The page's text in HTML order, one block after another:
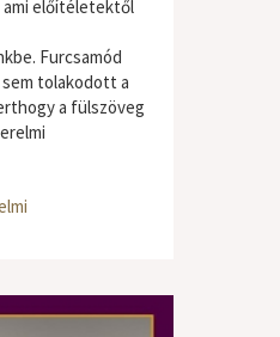
ami előítéletektől
Furcsamód
tolakodott a
a fülszöveg